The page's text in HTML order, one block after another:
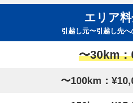
エリア
引越し元〜引越し先
〜30km
〜100km：